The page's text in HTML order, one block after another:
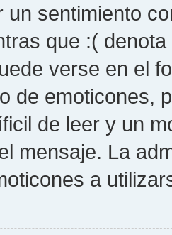
un sentimiento
que :(
verse en el
de emoticones,
de leer y un
mensaje. La
a